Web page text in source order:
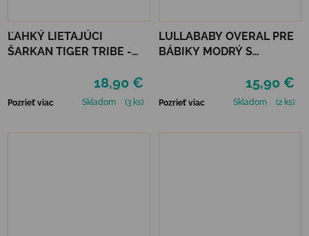
ĽAHKÝ LIETAJÚCI
ŠARKAN TIGER TRIBE -
18,90 €
Pozrieť viac Skladom (3 ks)
LULLABABY OVERAL PRE
BÁBIKY MODRÝ S
15,90 €
Pozrieť viac Skladom (2 ks)